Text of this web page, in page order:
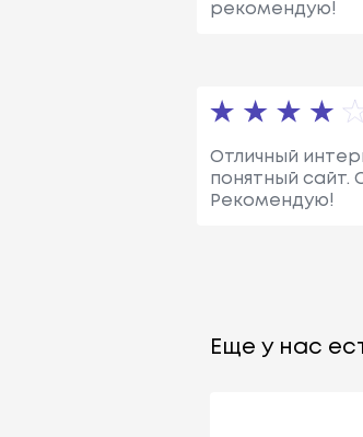
рекомендую!
Отличный
понятный сайт.
Рекомендую!
Еще у нас